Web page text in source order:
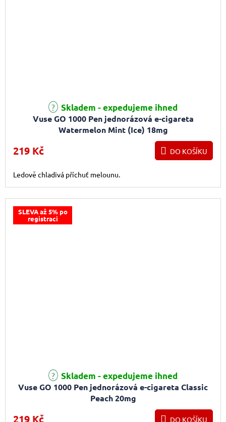
Vuse GO 1000 Pen jednorázová e-cigareta
Watermelon Mint (Ice) 18mg
Průměrné hodnocení produktu je 4,0 z 5 hvězdiček.
Skladem - expedujeme ihned
219 Kč DO KOŠÍKU
Ledově chladivá příchuť melounu.
SLEVA až 5% po
registraci
Vuse GO 1000 Pen jednorázová e-cigareta Classic
Peach 20mg
Skladem - expedujeme ihned
219 Kč DO KOŠÍKU